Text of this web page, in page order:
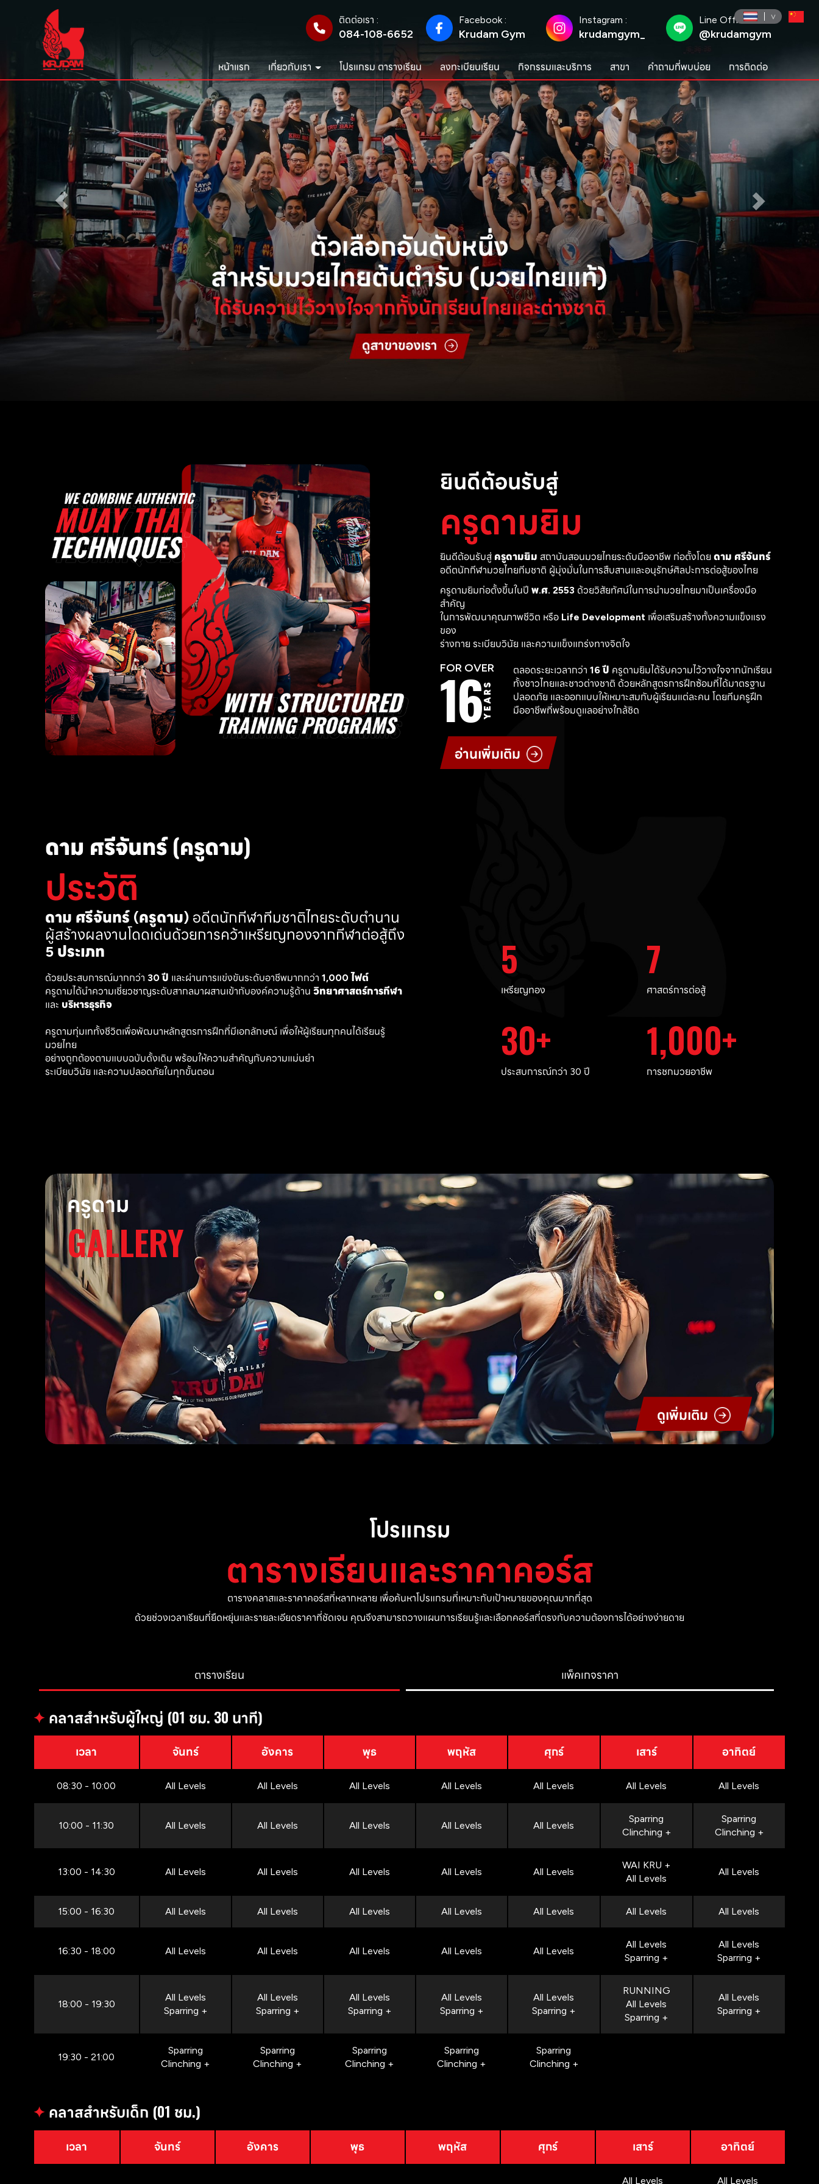
ติดต่อเรา :
084-108-6652
Facebook :
Krudam Gym
Instagram :
krudamgym_
Line Official :
@krudamgym
หน้าแรก เกี่ยวกับเรา โปรแกรม ตารางเรียน ลงทะเบียนเรียน กิจกรรมและบริการ สาขา คำถามที่พบบ่อย การติดต่อ
ยินดีต้อนรับสู่
ครูดามยิม
ยินดีต้อนรับสู่ ครูดามยิม สถาบันสอนมวยไทยระดับมืออาชีพ ก่อตั้งโดย ดาม ศรีจันทร์
อดีตนักกีฬามวยไทยทีมชาติ ผู้มุ่งมั่นในการสืบสานและอนุรักษ์ศิลปะการต่อสู้ของไทย
ครูดามยิมก่อตั้งขึ้นในปี พ.ศ. 2553 ด้วยวิสัยทัศน์ในการนำมวยไทยมาเป็นเครื่องมือ
สำคัญ
ในการพัฒนาคุณภาพชีวิต หรือ Life Development เพื่อเสริมสร้างทั้งความแข็งแรง
ของ
ร่างกาย ระเบียบวินัย และความแข็งแกร่งทางจิตใจ
FOR OVER
16YEARS
ตลอดระยะเวลากว่า 16 ปี ครูดามยิมได้รับความไว้วางใจจากนักเรียน
ทั้งชาวไทยและชาวต่างชาติ ด้วยหลักสูตรการฝึกซ้อมที่ได้มาตรฐาน
ปลอดภัย และออกแบบให้เหมาะสมกับผู้เรียนแต่ละคน โดยทีมครูฝึก
มืออาชีพที่พร้อมดูแลอย่างใกล้ชิด
อ่านเพิ่มเติม
ดาม ศรีจันทร์ (ครูดาม)
ประวัติ
ดาม ศรีจันทร์ (ครูดาม) อดีตนักกีฬาทีมชาติไทยระดับตำนาน
ผู้สร้างผลงานโดดเด่นด้วยการคว้าเหรียญทองจากกีฬาต่อสู้ถึง
5 ประเภท
ด้วยประสบการณ์มากกว่า 30 ปี และผ่านการแข่งขันระดับอาชีพมากกว่า 1,000 ไฟต์
ครูดามได้นำความเชี่ยวชาญระดับสากลมาผสานเข้ากับองค์ความรู้ด้าน วิทยาศาสตร์การกีฬา
และ บริหารธุรกิจ
ครูดามทุ่มเททั้งชีวิตเพื่อพัฒนาหลักสูตรการฝึกที่มีเอกลักษณ์ เพื่อให้ผู้เรียนทุกคนได้เรียนรู้
มวยไทย
อย่างถูกต้องตามแบบฉบับดั้งเดิม พร้อมให้ความสำคัญกับความแม่นยำ
ระเบียบวินัย และความปลอดภัยในทุกขั้นตอน
5
เหรียญทอง
7
ศาสตร์การต่อสู้
30
ประสบการณ์กว่า 30 ปี
1,000
การชกมวยอาชีพ
ครูดาม
GALLERY
ดูเพิ่มเติม
โปรแกรม
ตารางเรียนและราคาคอร์ส
ตารางคลาสและราคาคอร์สที่หลากหลาย เพื่อค้นหาโปรแกรมที่เหมาะกับเป้าหมายของคุณมากที่สุด
ด้วยช่วงเวลาเรียนที่ยืดหยุ่นและรายละเอียดราคาที่ชัดเจน คุณจึงสามารถวางแผนการเรียนรู้และเลือกคอร์สที่ตรงกับความต้องการได้อย่างง่ายดาย
ตารางเรียน แพ็คเกจราคา
✦คลาสสำหรับผู้ใหญ่ (01 ชม. 30 นาที)
เวลา จันทร์ อังคาร พุธ พฤหัส ศุกร์ เสาร์ อาทิตย์
08:30 - 10:00 All Levels All Levels All Levels All Levels All Levels All Levels All Levels
10:00 - 11:30 All Levels All Levels All Levels All Levels All Levels
Sparring
Clinching +
Sparring
Clinching +
13:00 - 14:30 All Levels All Levels All Levels All Levels All Levels
WAI KRU +
All Levels
All Levels
15:00 - 16:30 All Levels All Levels All Levels All Levels All Levels All Levels All Levels
16:30 - 18:00 All Levels All Levels All Levels All Levels All Levels
All Levels
Sparring +
All Levels
Sparring +
18:00 - 19:30
All Levels
Sparring +
All Levels
Sparring +
All Levels
Sparring +
All Levels
Sparring +
All Levels
Sparring +
RUNNING
All Levels
Sparring +
All Levels
Sparring +
19:30 - 21:00
Sparring
Clinching +
Sparring
Clinching +
Sparring
Clinching +
Sparring
Clinching +
Sparring
Clinching +
✦คลาสสำหรับเด็ก (01 ชม.)
เวลา จันทร์ อังคาร พุธ พฤหัส ศุกร์ เสาร์ อาทิตย์
All Levels All Levels